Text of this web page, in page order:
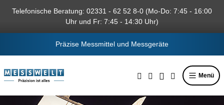
springen
Telefonische Beratung: 02331 - 62 52 8-0 (Mo-Do: 7:45 - 16:00
Uhr und Fr: 7:45 - 14:30 Uhr)
Präzise Messmittel und Messgeräte
Menü